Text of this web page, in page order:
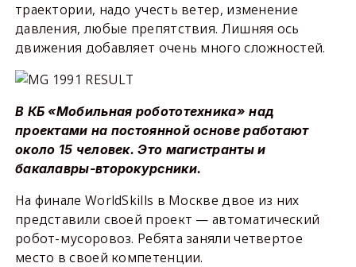
траектории, надо учесть ветер, изменение
давления, любые препятствия. Лишняя ось
движения добавляет очень много сложностей.
В КБ «Мобильная робототехника» над
проектами на постоянной основе работают
около 15 человек. Это магистранты и
бакалавры-второкурсники.
На финале WorldSkills в Москве двое из них
представили своей проект — автоматический
робот-мусоровоз. Ребята заняли четвертое
место в своей компетенции.